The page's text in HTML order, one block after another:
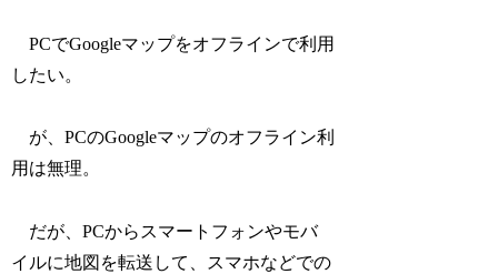
PCでGoogleマップをオフラインで利用
したい。
が、PCのGoogleマップのオフライン利
用は無理。
だが、PCからスマートフォンやモバ
イルに地図を転送して、スマホなどでの